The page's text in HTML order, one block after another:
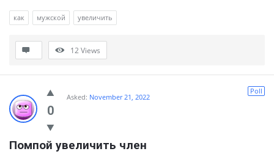
как мужской увеличить
12Views
0
Poll
Asked: November 21, 2022
Помпой увеличить член